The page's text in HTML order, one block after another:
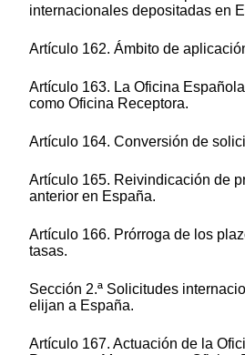
internacionales depositadas en
Artículo 162. Ámbito de
Artículo 163. La Oficina
como Oficina Receptora.
Artículo 164. Conversión de
Artículo 165. Reivindicación de
anterior en España.
Artículo 166. Prórroga de los
tasas.
Sección 2.ª Solicitudes
elijan a España.
Artículo 167. Actuación de la